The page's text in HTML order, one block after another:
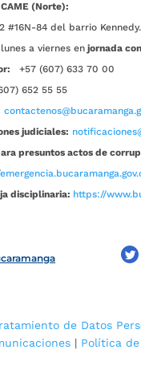
(Norte):
#16N-84 del barrio Kennedy.
a viernes en jornada
+57 (607) 633 70 00
652 55 55
judiciales:
presuntos actos de
disciplinaria: https://
de Datos
| Política